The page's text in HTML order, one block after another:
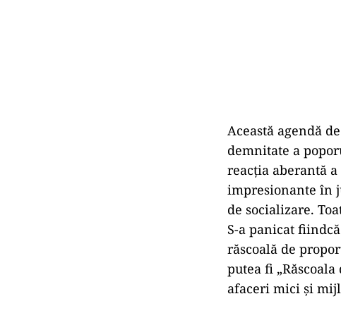
Această agendă
demnitate a
reacția aberantă
impresionante în
de socializare.
S-a panicat
răscoală de
putea fi
afaceri mici și